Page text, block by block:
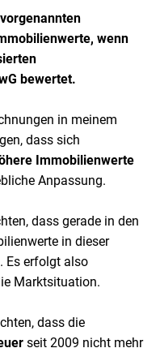
wenn
bewertet.
in meinem
dass sich
Immobilienwerte
Anpassung.
dass gerade in den
in dieser
Es erfolgt also
Marktsituation.
dass die
seit 2009 nicht mehr